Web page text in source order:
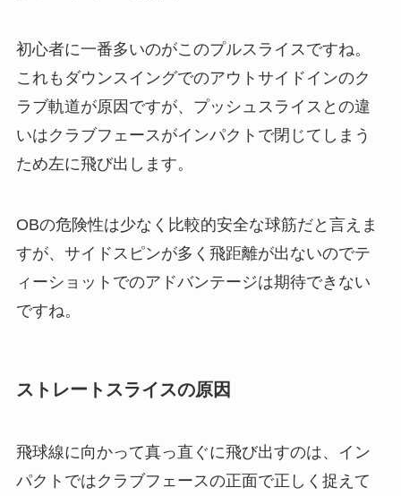
初心者に一番多いのがこのプルスライスですね。
これもダウンスイングでのアウトサイドインのク
ラブ軌道が原因ですが、プッシュスライスとの違
いはクラブフェースがインパクトで閉じてしまう
ため左に飛び出します。
OBの危険性は少なく比較的安全な球筋だと言えま
すが、サイドスピンが多く飛距離が出ないのでテ
ィーショットでのアドバンテージは期待できない
ですね。
ストレートスライスの原因
飛球線に向かって真っ直ぐに飛び出すのは、イン
パクトではクラブフェースの正面で正しく捉えて